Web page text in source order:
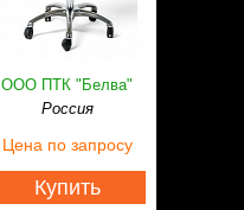
ООО ПТК "Белва"
Россия
Цена по запросу
Купить